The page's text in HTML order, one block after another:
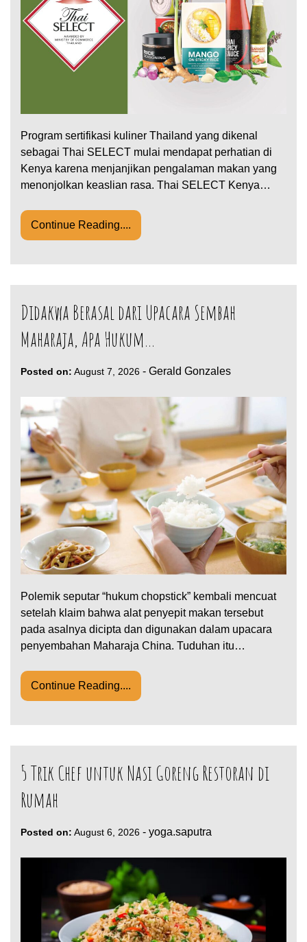
Program sertifikasi kuliner Thailand yang dikenal
sebagai Thai SELECT mulai mendapat perhatian di
Kenya karena menjanjikan pengalaman makan yang
menonjolkan keaslian rasa. Thai SELECT Kenya…
Continue Reading....
Didakwa Berasal dari Upacara Sembah
Maharaja, Apa Hukum…
Posted on: August 7, 2026 - Gerald Gonzales
Polemik seputar “hukum chopstick” kembali mencuat
setelah klaim bahwa alat penyepit makan tersebut
pada asalnya dicipta dan digunakan dalam upacara
penyembahan Maharaja China. Tuduhan itu…
Continue Reading....
5 Trik Chef untuk Nasi Goreng Restoran di
Rumah
Posted on: August 6, 2026 - yoga.saputra